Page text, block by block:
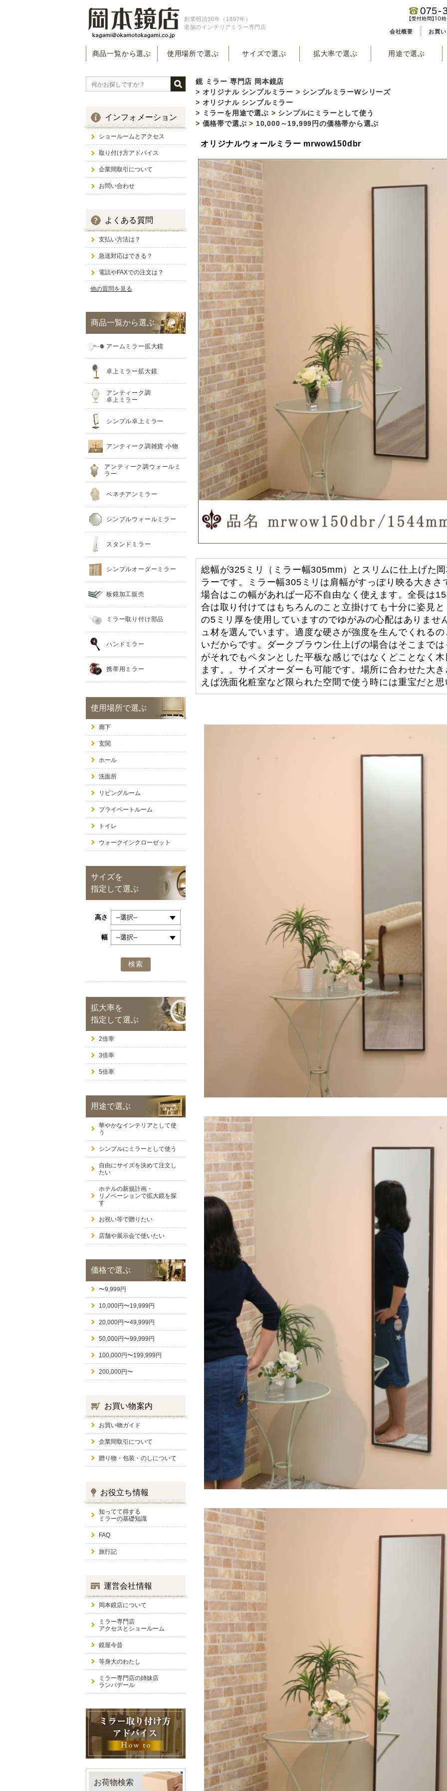
創業明治30年（1897年）
老舗のインテリアミラー専門店
会社概要 お買
商品一覧から選ぶ 使用場所で選ぶ サイズで選ぶ 拡大率で選ぶ 用途で選ぶ
インフォメーション
ショールームとアクセス
取り付け方アドバイス
企業間取引について
お問い合わせ
よくある質問
支払い方法は？
急送対応はできる？
電話やFAXでの注文は？
他の質問を見る
商品一覧から選ぶ
アームミラー拡大鏡
卓上ミラー拡大鏡
アンティーク調
卓上ミラー
シンプル卓上ミラー
アンティーク調雑貨 小物
アンティーク調ウォールミ
ラー
ベネチアンミラー
シンプルウォールミラー
スタンドミラー
シンプルオーダーミラー
板鏡加工販売
ミラー取り付け部品
ハンドミラー
携帯用ミラー
使用場所で選ぶ
廊下
玄関
ホール
洗面所
リビングルーム
プライベートルーム
トイレ
ウォークインクローゼット
サイズを
指定して選ぶ
高さ
幅
検索
拡大率を
指定して選ぶ
2倍率
3倍率
5倍率
用途で選ぶ
華やかなインテリアとして使
う
シンプルにミラーとして使う
自由にサイズを決めて注文し
たい
ホテルの新規計画・
リノベーションで拡大鏡を探
す
お祝い等で贈りたい
店舗や展示会で使いたい
価格で選ぶ
〜9,999円
10,000円〜19,999円
20,000円〜49,999円
50,000円〜99,999円
100,000円〜199,999円
200,000円〜
お買い物案内
お買い物ガイド
企業間取引について
贈り物・包装・のしについて
お役立ち情報
知ってて得する
ミラーの基礎知識
FAQ
旅行記
運営会社情報
岡本鏡店について
ミラー専門店
アクセスとショールーム
鏡屋今昔
等身大のわたし
ミラー専門店の姉妹店
ランパデール
お荷物検索
鏡 ミラー 専門店 岡本鏡店
> オリジナル シンプルミラー > シンプルミラーWシリーズ
> オリジナル シンプルミラー
> ミラーを用途で選ぶ > シンプルにミラーとして使う
> 価格帯で選ぶ > 10,000～19,999円の価格帯から選ぶ
オリジナルウォールミラー mrwow150dbr
総幅が325ミリ（ミラー幅305mm）とスリムに仕上げた
ラーです。ミラー幅305ミリは肩幅がすっぽり映る大き
場合はこの幅があれば一応不自由なく使えます。全長は
合は取り付けてはもちろんのこと立掛けても十分に姿見
の5ミリ厚を使用していますのでゆがみの心配はありませ
ュ材を選んでいます。適度な硬さが強度を生んでくれる
いだからです。ダークブラウン仕上げの場合はそこまで
がそれでもペタンとした平板な感じではなくどことなく
ます。。サイズオーダーも可能です。場所に合わせた大
えば洗面化粧室など限られた空間で使う時には重宝だと